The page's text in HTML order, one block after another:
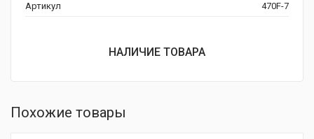
Артикул 470F-7
НАЛИЧИЕ ТОВАРА
Похожие товары